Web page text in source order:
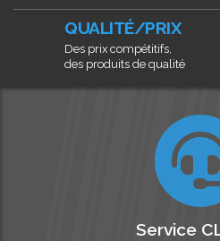
QUALITÉ/PRIX
Des prix compétitifs,
des produits de qualité
Service